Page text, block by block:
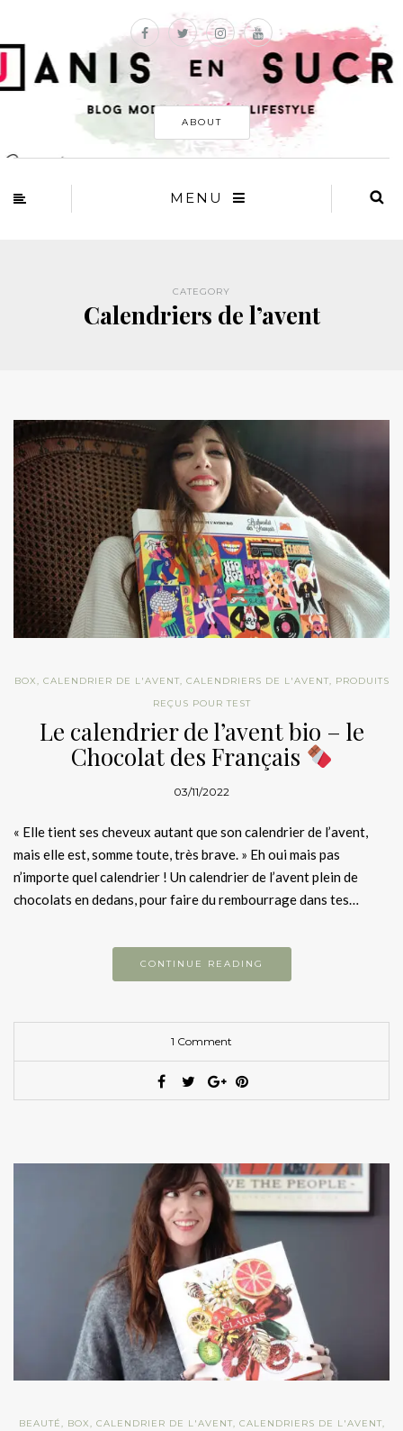
ABOUT
MENU
CATEGORY
Calendriers de l’avent
BOX, CALENDRIER DE L'AVENT, CALENDRIERS DE L'AVENT, PRODUITS
REÇUS POUR TEST
Le calendrier de l’avent bio – le
Chocolat des Français
03/11/2022
« Elle tient ses cheveux autant que son calendrier de l’avent,
mais elle est, somme toute, très brave. » Eh oui mais pas
n’importe quel calendrier ! Un calendrier de l’avent plein de
chocolats en dedans, pour faire du rembourrage dans tes…
CONTINUE READING
1 Comment
BEAUTÉ, BOX, CALENDRIER DE L'AVENT, CALENDRIERS DE L'AVENT,